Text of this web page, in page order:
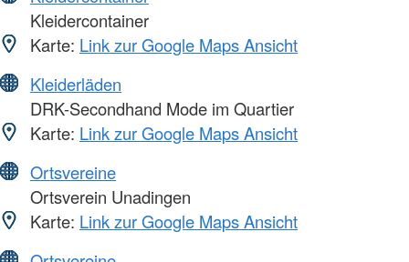
Kleidercontainer
Karte: Link zur Google Maps Ansicht
Kleiderläden
DRK-Secondhand Mode im Quartier
Karte: Link zur Google Maps Ansicht
Ortsvereine
Ortsverein Unadingen
Karte: Link zur Google Maps Ansicht